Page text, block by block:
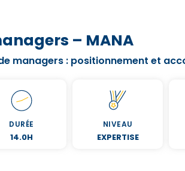
– MANA
managers : positionnement et
DURÉE
14.0H
NIVEAU
EXPERTISE